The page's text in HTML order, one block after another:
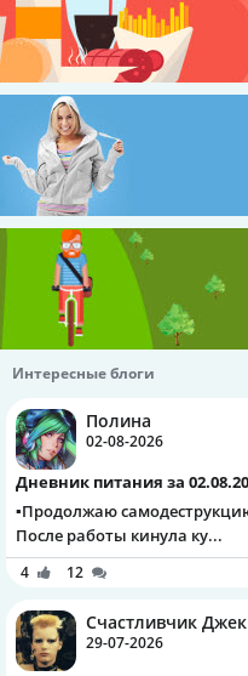
Интересные блоги
Полина
02-08-2026
Дневник питания за
▪️Продолжаю
После работы кинула ку...
4 12
Счастливчик Джек
29-07-2026